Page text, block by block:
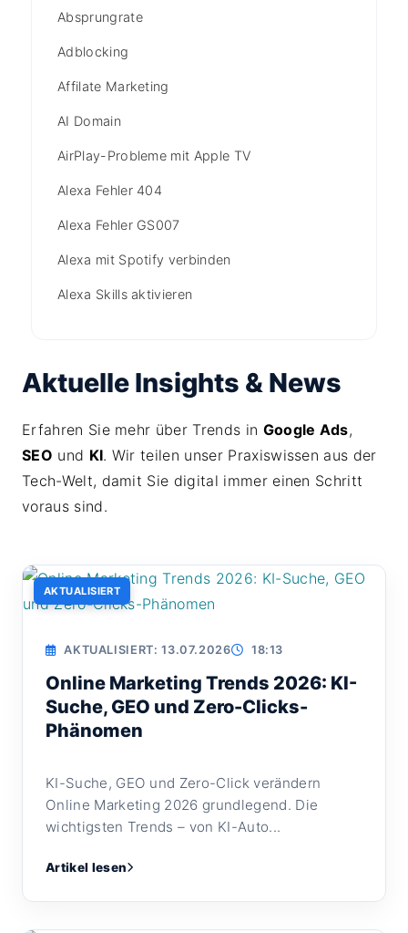
Absprungrate
Adblocking
Affilate Marketing
AI Domain
AirPlay-Probleme mit Apple TV
Alexa Fehler 404
Alexa Fehler GS007
Alexa mit Spotify verbinden
Alexa Skills aktivieren
Aktuelle Insights & News
Erfahren Sie mehr über Trends in Google Ads,
SEO und KI. Wir teilen unser Praxiswissen aus der
Tech-Welt, damit Sie digital immer einen Schritt
voraus sind.
AKTUALISIERT
AKTUALISIERT: 13.07.2026 18:13
Online Marketing Trends 2026: KI-
Suche, GEO und Zero-Clicks-
Phänomen
KI-Suche, GEO und Zero-Click verändern
Online Marketing 2026 grundlegend. Die
wichtigsten Trends – von KI-Auto...
Artikel lesen